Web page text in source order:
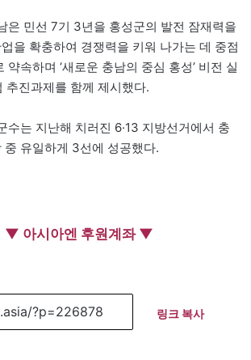
은 민선 7기 3년을 홍성군의 발전 잠재력을
을 확충하여 경쟁력을 키워 나가는 데 중점
약속하며 ‘새로운 충남의 중심 홍성’ 비전 실
추진과제를 함께 제시했다.
수는 지난해 치러진 6·13 지방선거에서 충
중 유일하게 3선에 성공했다.
▼ 아시아엔 후원계좌 ▼
링크 복사